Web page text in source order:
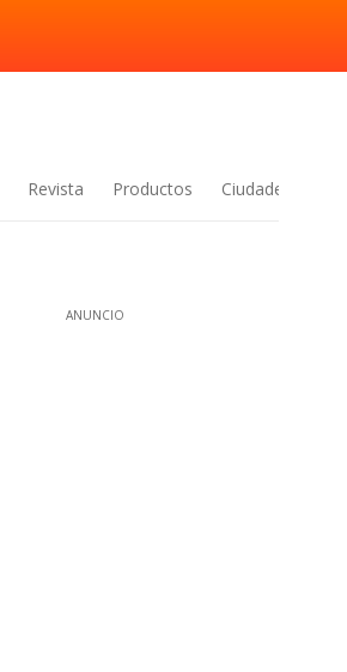
Revista Productos Ciudades
ANUNCIO